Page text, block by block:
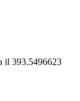
il 393.5496623